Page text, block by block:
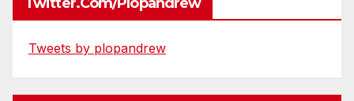
Tweets by plopandrew